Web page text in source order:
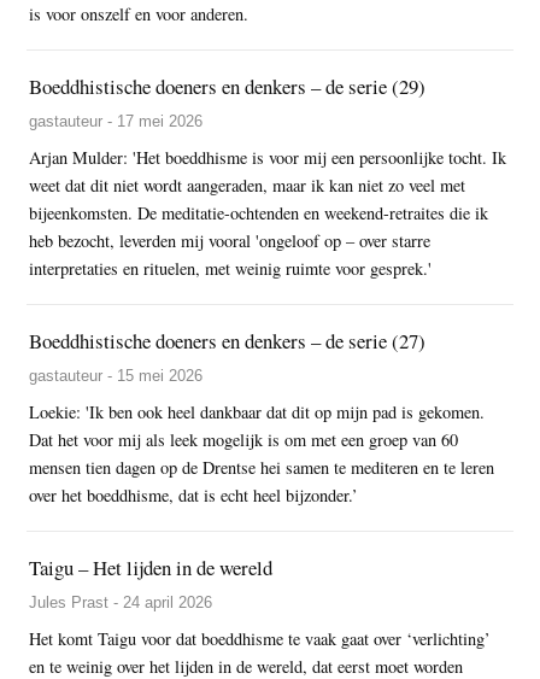
is voor onszelf en voor anderen.
Boeddhistische doeners en denkers – de serie (29)
gastauteur - 17 mei 2026
Arjan Mulder: 'Het boeddhisme is voor mij een persoonlijke tocht. Ik
weet dat dit niet wordt aangeraden, maar ik kan niet zo veel met
bijeenkomsten. De meditatie-ochtenden en weekend-retraites die ik
heb bezocht, leverden mij vooral 'ongeloof op – over starre
interpretaties en rituelen, met weinig ruimte voor gesprek.'
Boeddhistische doeners en denkers – de serie (27)
gastauteur - 15 mei 2026
Loekie: 'Ik ben ook heel dankbaar dat dit op mijn pad is gekomen.
Dat het voor mij als leek mogelijk is om met een groep van 60
mensen tien dagen op de Drentse hei samen te mediteren en te leren
over het boeddhisme, dat is echt heel bijzonder.’
Taigu – Het lijden in de wereld
Jules Prast - 24 april 2026
Het komt Taigu voor dat boeddhisme te vaak gaat over ‘verlichting’
en te weinig over het lijden in de wereld, dat eerst moet worden